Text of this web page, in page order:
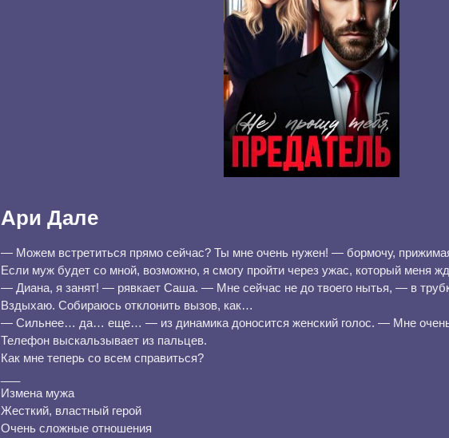
Ари Дале
— Можем встретиться прямо сейчас? Ты мне очень нужен! — бормочу,
Если муж будет со мной, возможно, я смогу пройти через ужас, который меня
— Диана, я занят! — рявкает Саша. — Мне сейчас не до твоего нытья, — в
Вздыхаю. Собираюсь отклонить вызов, как…
— Сильнее… да… еще… — из динамика доносится женский голос. — Мне очень
Телефон выскальзывает из пальцев.
Как мне теперь со всем справиться?
Измена мужа
Жесткий, властный герой
Очень сложные отношения